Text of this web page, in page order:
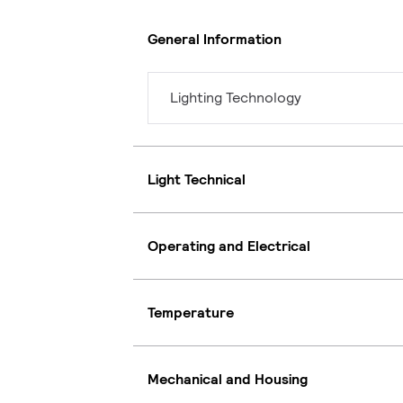
General Information
Lighting Technology
Light Technical
Operating and Electrical
Temperature
Mechanical and Housing